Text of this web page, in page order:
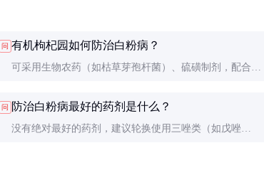
问 有机枸杞园如何防治白粉病？
可采用生物农药（如枯草芽孢杆菌）、硫磺制剂，配合农
性）。
问 防治白粉病最好的药剂是什么？
没有绝对最好的药剂，建议轮换使用三唑类（如戊唑